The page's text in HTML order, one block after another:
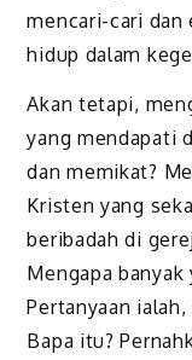
mencari-cari dan
hidup dalam
Akan tetapi,
yang mendapati
dan memikat?
Kristen yang
beribadah di
Mengapa banyak
Pertanyaan
Bapa itu?